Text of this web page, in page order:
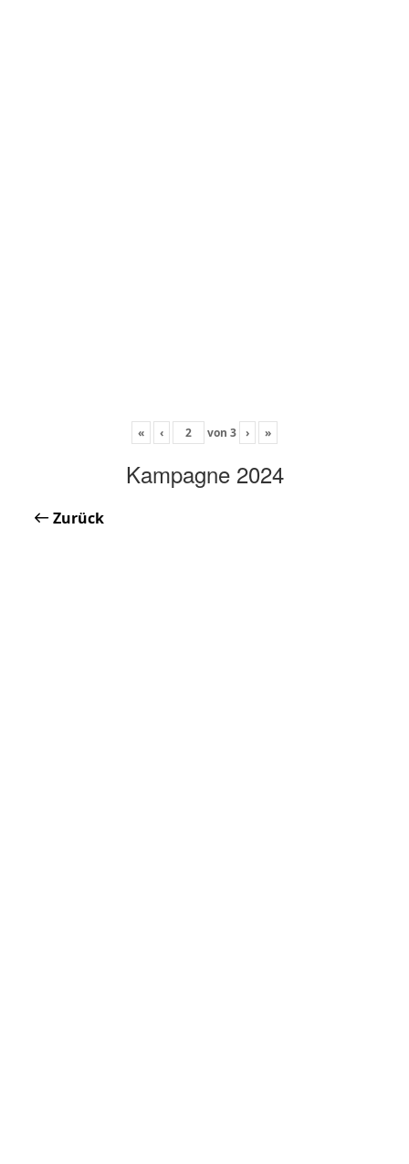
« ‹ von 3 › »
Kampagne 2024
Zurück